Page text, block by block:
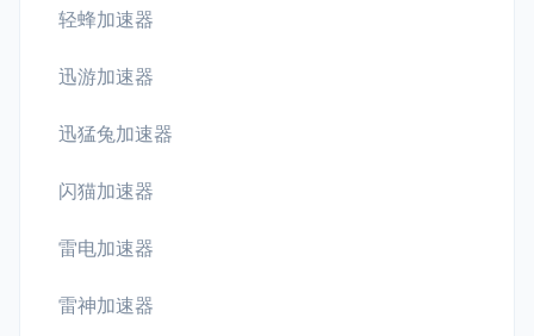
轻蜂加速器
迅游加速器
迅猛兔加速器
闪猫加速器
雷电加速器
雷神加速器